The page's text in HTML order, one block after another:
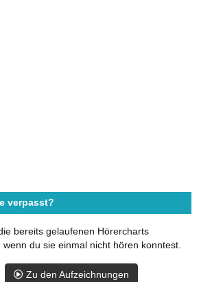
verpasst?
bereits gelaufenen Hörercharts
wenn du sie einmal nicht hören konntest.
Zu den Aufzeichnungen